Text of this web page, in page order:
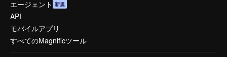
エージェント 新規
API
モバイルアプリ
すべてのMagnificツール